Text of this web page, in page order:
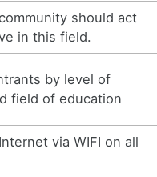
should act
in this field.
by level of
field of education
via WIFI on all